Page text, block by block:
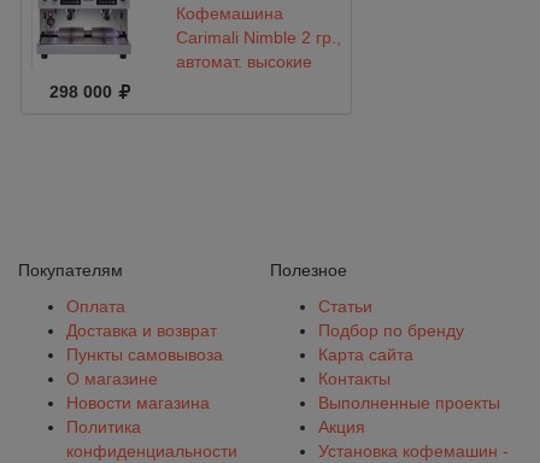
Кофемашина
Carimali Nimble 2 гр.,
автомат, высокие
298 000
Покупателям
Оплата
Доставка и возврат
Пункты самовывоза
О магазине
Новости магазина
Политика
конфиденциальности
Полезное
Статьи
Подбор по бренду
Карта сайта
Контакты
Выполненные проекты
Акция
Установка кофемашин -